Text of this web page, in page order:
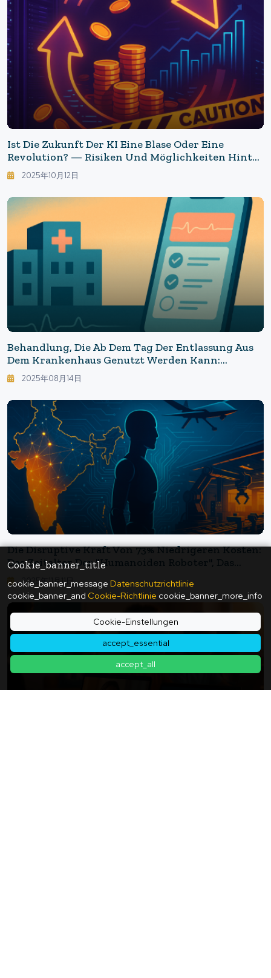
Cookie_banner_title
cookie_banner_message Datenschutzrichtlinie
cookie_banner_and Cookie-Richtlinie cookie_banner_more_info
Cookie-Einstellungen
accept_essential
accept_all
Ist Die Zukunft Der KI Eine Blase Oder Eine
Revolution? — Risiken Und Möglichkeiten Hinter
Den Enormen Investitionen
2025年10月12日
Behandlung, Die Ab Dem Tag Der Entlassung Aus
Dem Krankenhaus Genutzt Werden Kann:
Smartphone-Basierte Digitale Therapie Eröffnet
Neue Perspektiven - Der Innovative Ansatz Der
Yale-Universität Reduziert Suizidales Verhalten
2025年08月14日
Die Disruptive Kraft Von 73% Niedrigeren Kosten:
Das Zeitalter Der "humanoiden Roboter", Das
Durch Indiens "Deep Tech"
2025年11月11日